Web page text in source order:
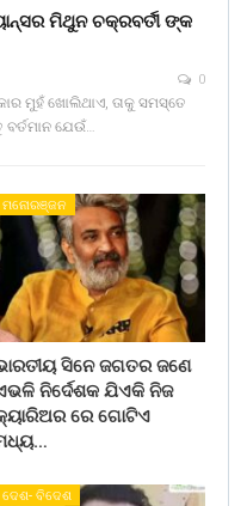
ମିଥୁନ ଚକ୍ରବର୍ତୀ ଙ୍କ
0
ମୁହଁ ଖୋଲିଥାଏ, ତାକୁ ସମସ୍ତେ
ଯେଉଁ…
ମନୋରଞ୍ଜନ
ସିନେ ଜଗତର ଜଣେ
ନିର୍ଦେଶକ ଯିଏକି ନିଜ
ରେ ଗୋଟିଏ
ଦେଶ- ବିଦେଶ